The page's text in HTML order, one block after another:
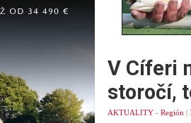
V Cíferi
storočí,
AKTUALITY - Región |